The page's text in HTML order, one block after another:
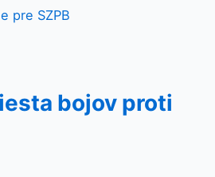
pre SZPB
bojov proti